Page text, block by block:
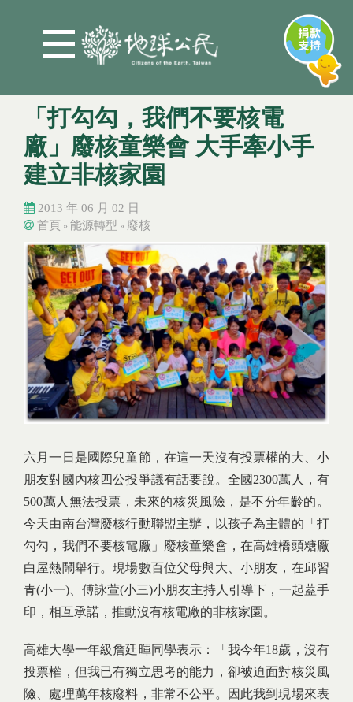
「打勾勾，我們不要核電
廠」廢核童樂會 大手牽小手
建立非核家園
2013 年 06 月 02 日
您在這裡
首頁 » 能源轉型 » 廢核
您在這裡
六月一日是國際兒童節，在這一天沒有投票權的大、小
朋友對國內核四公投爭議有話要說。全國2300萬人，有
500萬人無法投票，未來的核災風險，是不分年齡的。
今天由南台灣廢核行動聯盟主辦，以孩子為主體的「打
勾勾，我們不要核電廠」廢核童樂會，在高雄橋頭糖廠
白屋熱鬧舉行。現場數百位父母與大、小朋友，在邱習
青(小一)、傅詠萱(小三)小朋友主持人引導下，一起蓋手
印，相互承諾，推動沒有核電廠的非核家園。
高雄大學一年級詹廷暉同學表示：「我今年18歲，沒有
投票權，但我已有獨立思考的能力，卻被迫面對核災風
險、處理萬年核廢料，非常不公平。因此我到現場來表